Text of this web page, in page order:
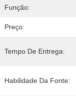
Função:
Preço:
Tempo De Entrega:
Habilidade Da Fonte: